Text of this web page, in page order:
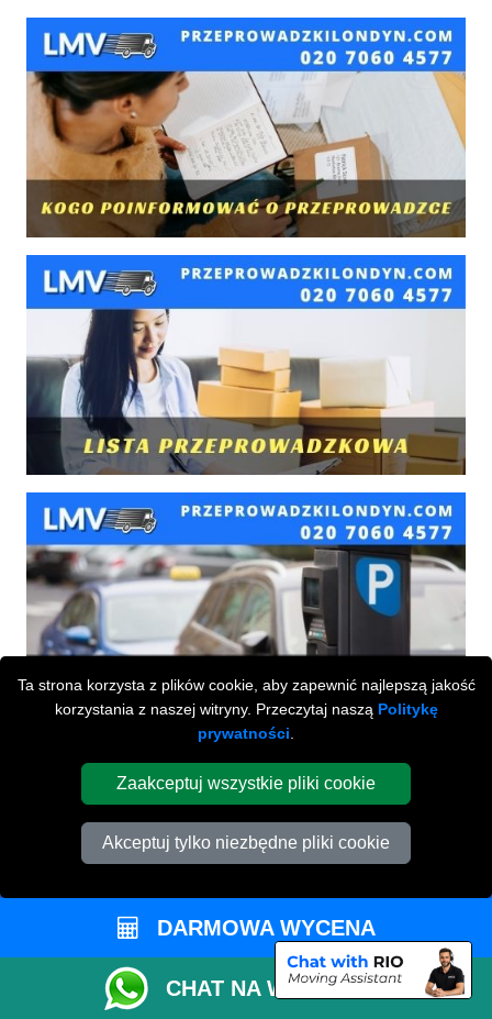
Ta strona korzysta z plików cookie, aby zapewnić najlepszą jakość
korzystania z naszej witryny. Przeczytaj naszą Politykę
prywatności
Zaakceptuj wszystkie pliki cookie
Akceptuj tylko niezbędne pliki cookie
673 Seven Sisters Road
N15 5LA London,UK
Napisz do nas
DARMOWA WYCENA
CHAT NA WHATSAPP